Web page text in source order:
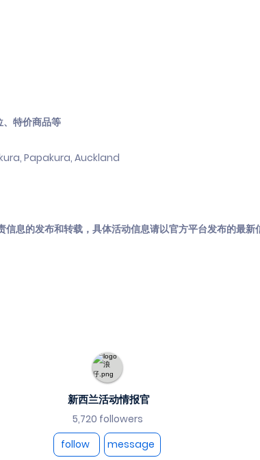
特价商品等
Papakura, Auckland
息的发布和转载，具体活动信息请以官方平台发布的最新
新西兰活动情报官
5,720 followers
follow
message